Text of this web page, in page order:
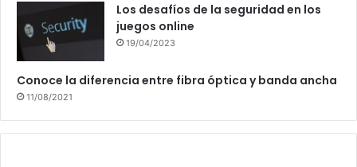
Los desafíos de la seguridad en los
juegos online
19/04/2023
Conoce la diferencia entre fibra óptica y banda ancha
11/08/2021